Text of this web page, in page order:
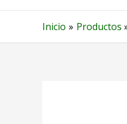
Inicio Productos